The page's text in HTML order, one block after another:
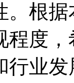
。根
程度
行业